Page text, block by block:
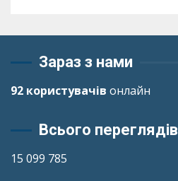
Зараз з нами
92 користувачів онлайн
Всього переглядів
15 099 785